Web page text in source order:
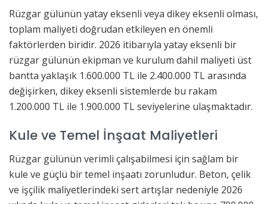
Rüzgar gülünün yatay eksenli veya dikey eksenli olması,
toplam maliyeti doğrudan etkileyen en önemli
faktörlerden biridir. 2026 itibarıyla yatay eksenli bir
rüzgar gülünün ekipman ve kurulum dahil maliyeti üst
bantta yaklaşık 1.600.000 TL ile 2.400.000 TL arasında
değişirken, dikey eksenli sistemlerde bu rakam
1.200.000 TL ile 1.900.000 TL seviyelerine ulaşmaktadır.
Kule ve Temel İnşaat Maliyetleri
Rüzgar gülünün verimli çalışabilmesi için sağlam bir
kule ve güçlü bir temel inşaatı zorunludur. Beton, çelik
ve işçilik maliyetlerindeki sert artışlar nedeniyle 2026